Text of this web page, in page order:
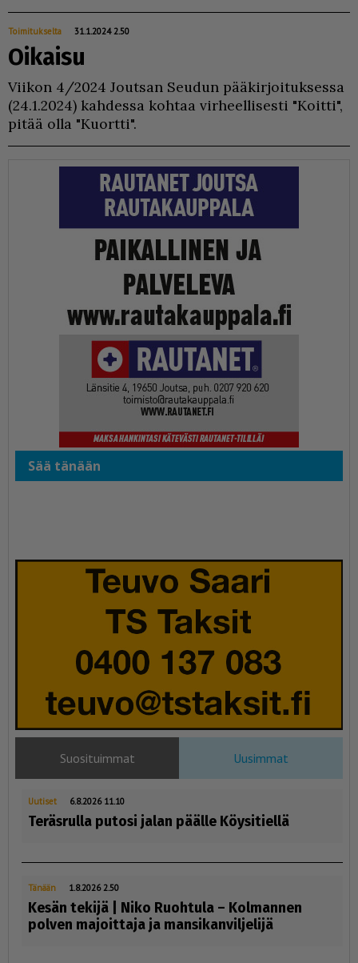
Toimitukselta 31.1.2024 2.50
Oikaisu
Vii­kon 4/2024 Jout­san Seu­dun pää­kir­joi­tuk­ses­sa
(24.1.2024) kah­des­sa koh­taa vir­heel­li­ses­ti "Koit­ti",
pi­tää ol­la "Kuort­ti".
Sää tänään
Suosituimmat Uusimmat
Uutiset 6.8.2026 11.10
Teräsrulla putosi jalan päälle Köysitiellä
Tänään 1.8.2026 2.50
Kesän tekijä | Niko Ruohtula ­– Kolmannen
polven majoittaja ja mansikanviljelijä